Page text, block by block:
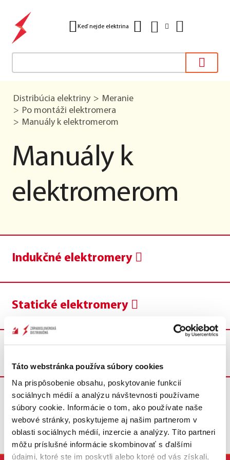
Táto webstránka používa súbory cookies
Na prispôsobenie obsahu, poskytovanie funkcií
sociálnych médií a analýzu návštevnosti používame
súbory cookie. Informácie o tom, ako používate naše
webové stránky, poskytujeme aj našim partnerom v
oblasti sociálnych médií, inzercie a analýzy. Títo partneri
môžu príslušné informácie skombinovať s ďalšími
údajmi, ktoré ste im poskytli alebo ktoré od vás získali,
Keď nejde elektrina
Distribúcia elektriny
Meranie
Po montáži elektromera
Manuály k elektromerom
Manuály k
elektromerom
Indukčné elektromery
Statické elektromery
Manuály ku všetkým elektromerom v jednom PDF